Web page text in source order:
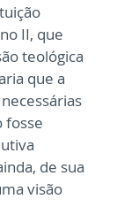
II, que
teológica
que a
fosse
de sua
visão